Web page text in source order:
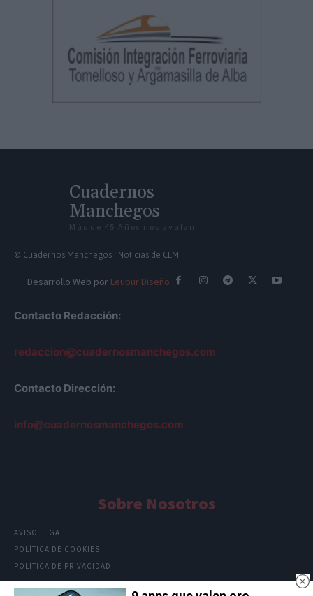
Cuadernos
Manchegos
Más de 45 Años nos avalan
© Cuadernos Manchegos | Noticias de CLM
Desarrollo Web por Leubur Diseño
Contacto Redacción:
redaccion@cuadernosmanchegos.com
Contacto Dirección:
info@cuadernosmanchegos.com
Sobre Nosotros
AVISO LEGAL
POLÍTICA DE COOKIES
POLÍTICA DE PRIVACIDAD